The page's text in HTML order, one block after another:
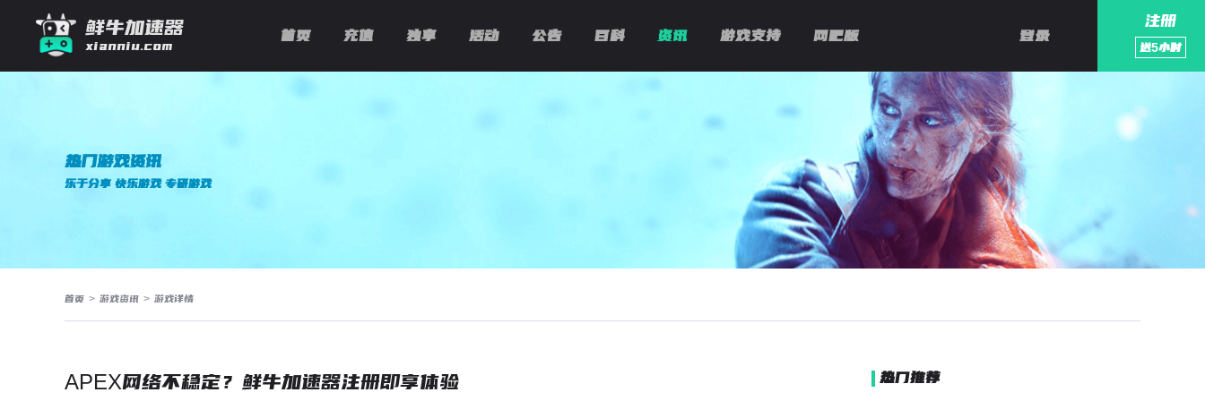
鲜牛加速器
xianniu.com
首页 充值 独享 活动 公告 百科 资讯 游戏支持 网吧版 登录
注册
送5小时
热门游戏资讯
乐于分享 快乐游戏 专研游戏
首页 > 游戏资讯 > 游戏详情
APEX网络不稳定？鲜牛加速器注册即享体验 热门推荐